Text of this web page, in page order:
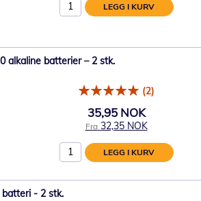
LEGG I KURV
alkaline batterier – 2 stk.
(2)
35,95 NOK
Fra 32,35 NOK
LEGG I KURV
batteri - 2 stk.